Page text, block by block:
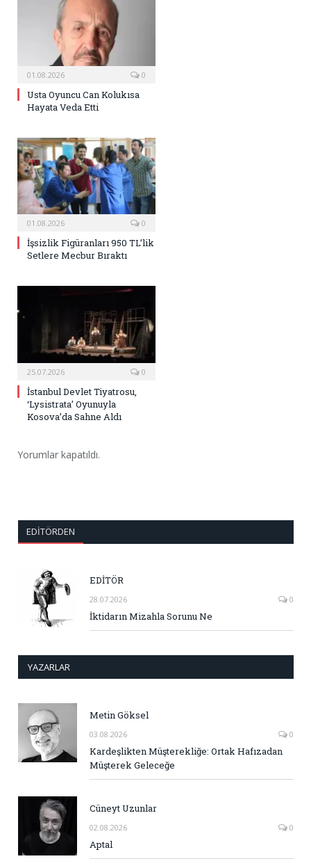
01.08.2026 0
Usta Oyuncu Can Kolukısa
Hayata Veda Etti
01.08.2026 0
İşsizlik Figüranları 950 TL’lik
Setlere Mecbur Bıraktı
25.07.2026 0
İstanbul Devlet Tiyatrosu,
‘Lysistrata’ Oyunuyla
Kosova’da Sahne Aldı
Yorumlar kapatıldı.
EDITÖRDEN
EDİTÖR
28.07.2026 0
İktidarın Mizahla Sorunu Ne
YAZARLAR
Metin Göksel
03.08.2026 0
Kardeşlikten Müşterekliğe: Ortak Hafızadan
Müşterek Geleceğe
Cüneyt Uzunlar
02.08.2026 0
Aptal